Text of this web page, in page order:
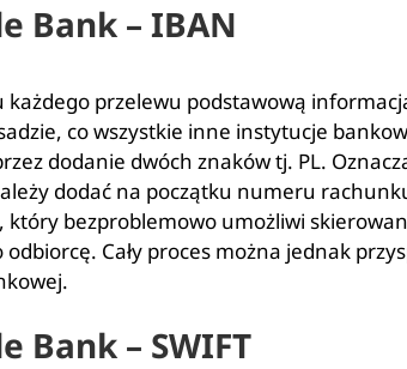
Bank – IBAN
każdego przelewu podstawową
co wszystkie inne instytucje
dodanie dwóch znaków tj. PL.
dodać na początku numeru
który bezproblemowo umożliwi
Cały proces można jednak
Bank – SWIFT